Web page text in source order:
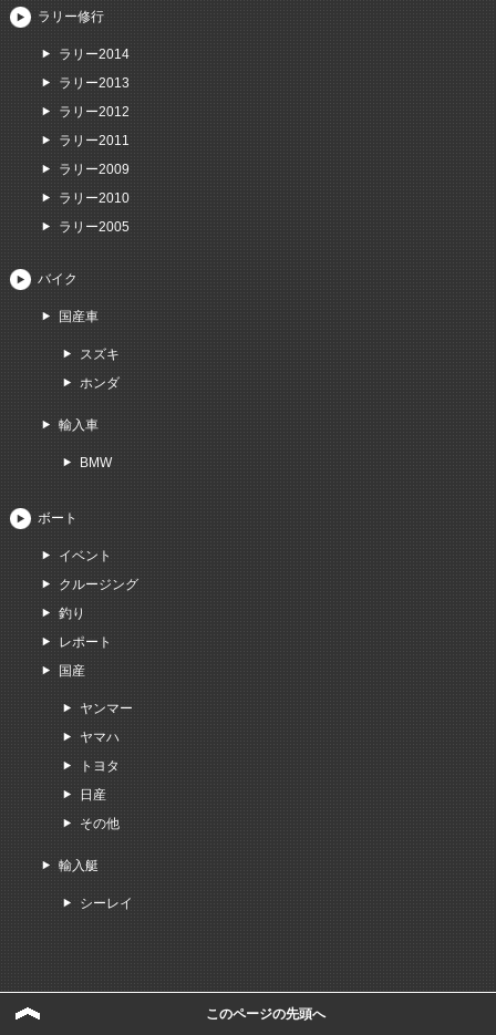
ラリー修行
ラリー2014
ラリー2013
ラリー2012
ラリー2011
ラリー2009
ラリー2010
ラリー2005
バイク
国産車
スズキ
ホンダ
輸入車
BMW
ボート
イベント
クルージング
釣り
レポート
国産
ヤンマー
ヤマハ
トヨタ
日産
その他
輸入艇
シーレイ
このページの先頭へ